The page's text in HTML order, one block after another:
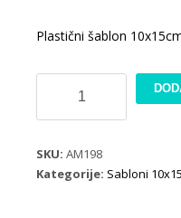
1.00 KM.
Plastični šablon
Bubamara
AM198
SKU: AM198
Kategorije: Sabloni